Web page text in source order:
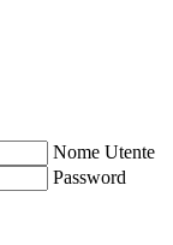
Nome Utente
Password